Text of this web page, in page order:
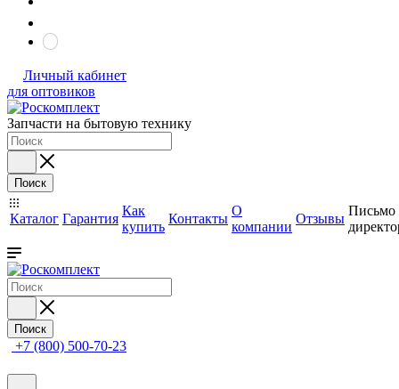
Личный кабинет
для оптовиков
Запчасти на бытовую технику
Поиск
Каталог Гарантия
Как
купить
Контакты
О
компании
Отзывы
Письмо
Поиск
+7 (800) 500-70-23